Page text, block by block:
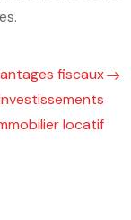
fiscaux
locatif